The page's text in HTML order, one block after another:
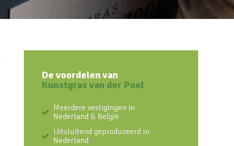
De voordelen van
Kunstgras van der Poel
Meerdere vestigingen in
Nederland & België
Uitsluitend geproduceerd in
Nederland